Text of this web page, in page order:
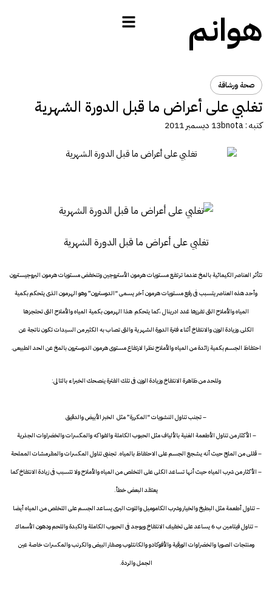
هوانم
صحة ورشاقة
تغلبي على أعراض ما قبل الدورة الشهرية
كتبه :bnota13 ديسمبر 2011
تغلبي على أعراض ما قبل الدورة الشهرية
تتأثر العناصر الكيمائية بالمخ عندما ترتفع مستويات هرمون الأستروجين وتنخفض مستويات هرمون البروجيسترون
وأحد هذه العناصر يتسبب فى رفع مستويات هرمون آخر يسمى “الدوسترون” وهو الهرمون الذى يتحكم بكمية
المياه والأملاح التى تفرزها غدد ادرينال ،كما يتحكم هذا الهرمون بكمية المياه والأملاح التى تحتجزها
الكلى.وزيادة الوزن والانتفاخ أثناء فترة الدورة الشهرية والتى تصاب به الكثير من السيدات تكون ناتجة عن
احتفاظ الجسم بكمية زائدة من المياه والأملاح نظرا لارتفاع مستوى هرمون الدوسترون بالمخ عن الحد الطبيعى.
وللحد من ظاهرة الانتفاخ وزيادة الوزن فى تلك الفترة ينصحك الخبراء بالتالى:
– تجنب تناول النشويات “المكررة” مثل الخبز الأبيض والدقيق
– الأكثار من تناول الأطعمة الغنية بالألياف مثل الحبوب الكاملة والفواكه والمكسرات والخضراوات الجذرية
– قللى من الملح حيث أنه يشجع الجسم على الاحتفاظ بالمياه. تجنبى تناول المكسرات والمقرمشات المملحة
– الأكثار من شرب المياه حيث أنها تساعد الكلى على التخلص من المياه والأملاح ولا تتسبب فى زيادة الانتفاخ كما
يعتقد البعض خطأ.
– تناول أطعمة مثل البطيخ والخيار وشرب الكاموميل والتوت البرى يساعد الجسم على التخلص من المياه أيضا
– تناول فيتامين ب 6 يساعد على تخفيف الانتفاخ ويوجد فى الحبوب الكاملة والكبدة واللحم ودهون الأسماك
ومنتجات الصويا والخضراوات الورقية والأفوكادو والكانتلوب وصفار البيض والكرنب والمكسرات خاصة عين
الجمل والردة.